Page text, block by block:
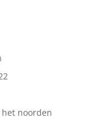
noorden